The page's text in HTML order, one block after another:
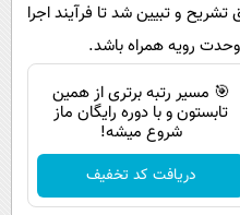
و تبیین شد تا فرآیند اجرا
رویه همراه باشد.
🎯 مسیر رتبه برتری از همین
تابستون و با دوره رایگان ماز
شروع میشه!
دریافت کد تخفیف